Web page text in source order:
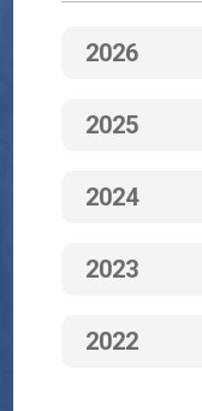
2026
2025
2024
2023
2022